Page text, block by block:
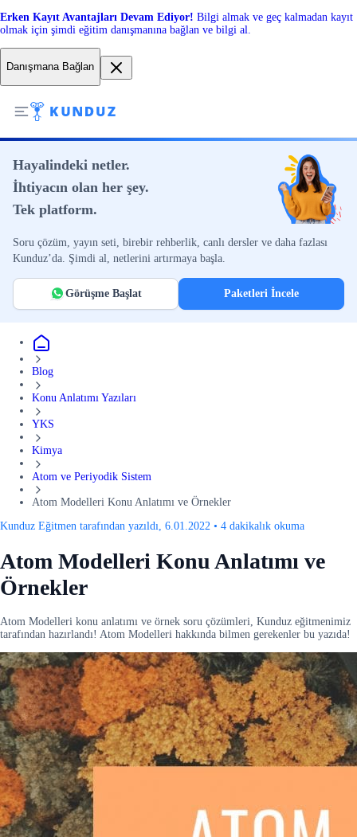
Erken Kayıt Avantajları Devam Ediyor! Bilgi almak ve geç kalmadan kayıt
olmak için şimdi eğitim danışmanına bağlan ve bilgi al.
Danışmana Bağlan
Hayalindeki netler.
İhtiyacın olan her şey.
Tek platform.
Soru çözüm, yayın seti, birebir rehberlik, canlı dersler ve daha fazlası
Kunduz’da. Şimdi al, netlerini artırmaya başla.
Görüşme Başlat Paketleri İncele
Blog
Konu Anlatımı Yazıları
YKS
Kimya
Atom ve Periyodik Sistem
Atom Modelleri Konu Anlatımı ve Örnekler
Kunduz Eğitmen tarafından yazıldı, 6.01.2022 • 4 dakikalık okuma
Atom Modelleri Konu Anlatımı ve
Örnekler
Atom Modelleri konu anlatımı ve örnek soru çözümleri, Kunduz eğitmenimiz
tarafından hazırlandı! Atom Modelleri hakkında bilmen gerekenler bu yazıda!